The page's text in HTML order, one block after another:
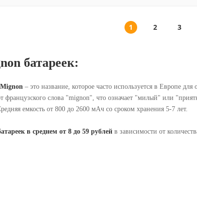
1 2 3
батареек:
– это название, которое часто используется в Европе
французского слова "mignon", что означает "милый" или
емкость от 800 до 2600 мАч со сроком хранения 5-7 лет.
в среднем от 8 до 59 рублей в зависимости от